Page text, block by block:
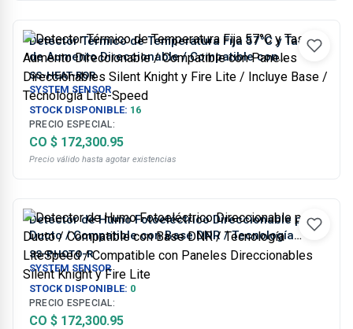
Detector Térmico de Temperatura Fija 57°C y Tasa
de Aumento Direccionable / Compatible con
Paneles Direccionables Silent Knight y Fire Lite /
Incluye Base / Tecnología Lite-Speed
SS-HEAT-ROR
SYSTEM SENSOR
STOCK DISPONIBLE: 16
PRECIO ESPECIAL:
CO $ 172,300.95
Precio válido hasta agotar existencias
Detector de Humo Fotoeléctrico Direccionable para
Ducto / Compatible con Base DNR / Tecnología
LiteSpeed / Compatible con Paneles Direccionables
Silent Knight y Fire Lite
SS-PHOTO-R
SYSTEM SENSOR
STOCK DISPONIBLE: 0
PRECIO ESPECIAL:
CO $ 172,300.95